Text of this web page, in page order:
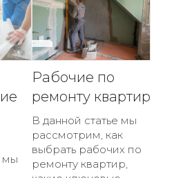
мы
Рабочие по
ремонту квартир
В данной статье мы
рассмотрим, как
выбрать рабочих по
ремонту квартир,